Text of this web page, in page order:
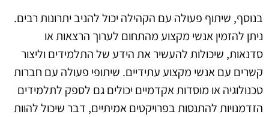
בנוסף, שיתוף פעולה עם הקהילה יכול להניב יתרונות רבים.
ניתן להזמין אנשי מקצוע מהתחום לערוך הרצאות או
סדנאות, שיכולות להעשיר את הידע של התלמידים וליצור
קשרים עם אנשי מקצוע עתידיים. שיתופי פעולה עם חברות
טכנולוגיה או מוסדות אקדמיים יכולים גם לספק לתלמידים
הזדמנויות להתנסות בפרויקטים אמיתיים, דבר שיכול להוות